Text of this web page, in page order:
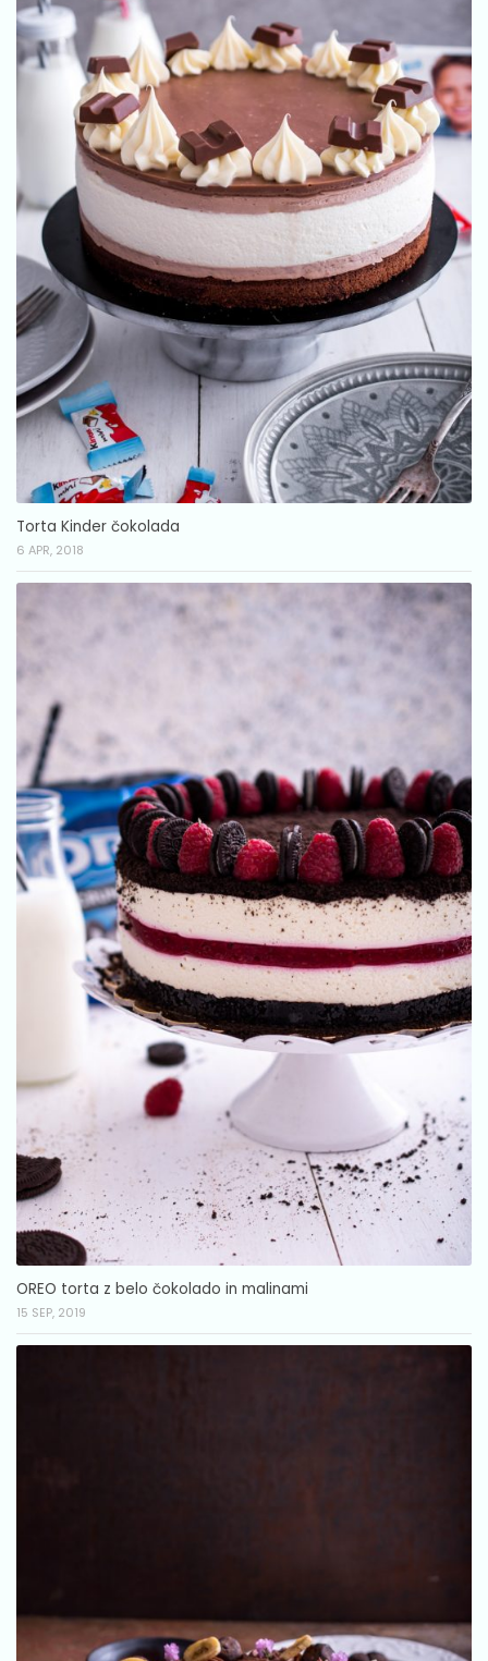
Torta Kinder čokolada
6 APR, 2018
OREO torta z belo čokolado in malinami
15 SEP, 2019